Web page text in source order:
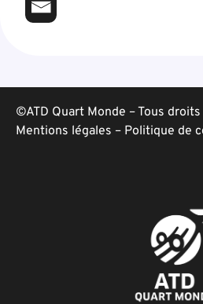
©ATD Quart Monde – Tous
Mentions légales – Politique de